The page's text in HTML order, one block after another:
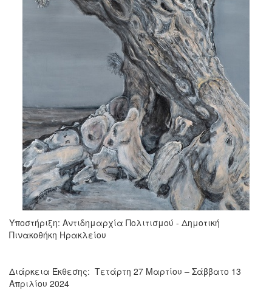
Υποστήριξη: Αντιδημαρχία Πολιτισμού - Δημοτική
Πινακοθήκη Ηρακλείου
Διάρκεια Έκθεσης: Τετάρτη 27 Μαρτίου – Σάββατο 13
Απριλίου 2024